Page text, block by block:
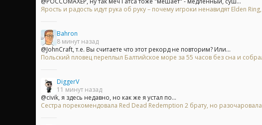
Ярость и радость идут рука об руку – почему игроки ненавидят Elden
Bahron
8 минут назад
@JohnCraft, т.е. Вы считаете что этот рекорд не повторим? Или...
Польский пловец переплыл Балтийское море за 55 часов без сна и
DiggerV
11 минут назад
@civik, я здесь недавно, но как же я устал по...
Сестра порекомендовала Red Dead Redemption 2 брату, но